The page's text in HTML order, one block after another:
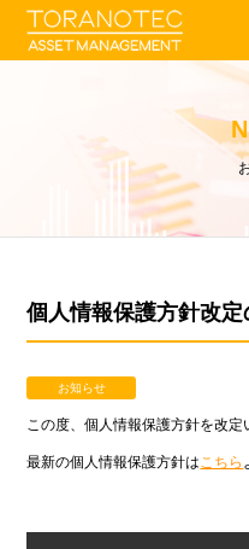
個人情報保護方針改
お知らせ
この度、個人情報保護方針を改定
最新の個人情報保護方針はこちら